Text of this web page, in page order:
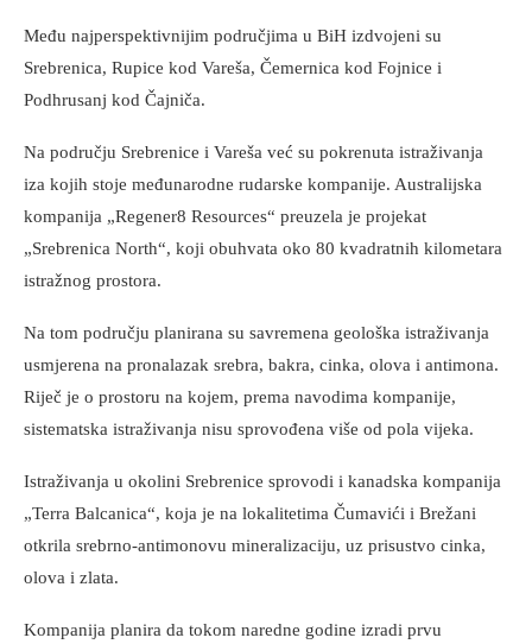
Među najperspektivnijim područjima u BiH izdvojeni su
Srebrenica, Rupice kod Vareša, Čemernica kod Fojnice i
Podhrusanj kod Čajniča.
Na području Srebrenice i Vareša već su pokrenuta istraživanja
iza kojih stoje međunarodne rudarske kompanije. Australijska
kompanija „Regener8 Resources“ preuzela je projekat
„Srebrenica North“, koji obuhvata oko 80 kvadratnih kilometara
istražnog prostora.
Na tom području planirana su savremena geološka istraživanja
usmjerena na pronalazak srebra, bakra, cinka, olova i antimona.
Riječ je o prostoru na kojem, prema navodima kompanije,
sistematska istraživanja nisu sprovođena više od pola vijeka.
Istraživanja u okolini Srebrenice sprovodi i kanadska kompanija
„Terra Balcanica“, koja je na lokalitetima Čumavići i Brežani
otkrila srebrno-antimonovu mineralizaciju, uz prisustvo cinka,
olova i zlata.
Kompanija planira da tokom naredne godine izradi prvu